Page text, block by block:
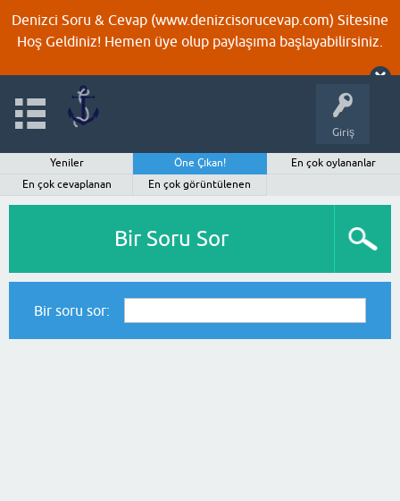
Denizci Soru & Cevap (www.denizcisorucevap.com) Sitesine
Hoş Geldiniz! Hemen üye olup paylaşıma başlayabilirsiniz.
Giriş
Yeniler Öne Çıkan!
En çok oylananlar
En çok cevaplanan
En çok görüntülenen
Bir Soru Sor
Bir soru sor: